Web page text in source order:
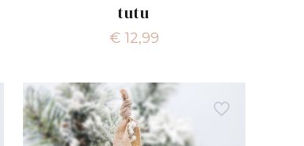
tutu
€ 12,99